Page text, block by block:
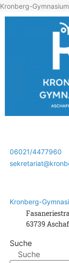
Kronberg-
06021/4477960
Kronberg-
63739
Suche
Suche